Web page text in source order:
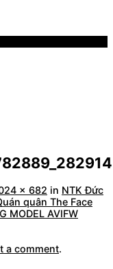
× 682 in NTK Đức
quân The Face
MODEL AVIFW
a comment.